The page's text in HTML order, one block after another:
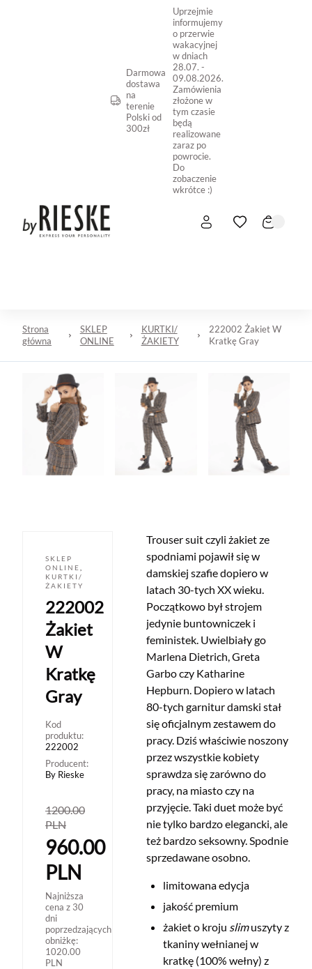
Darmowa
dostawa
na
terenie
Polski od
300zł
Uprzejmie
informujemy
o przerwie
wakacyjnej
w dniach
28.07. -
09.08.2026.
Zamówienia
złożone w
tym czasie
będą
realizowane
zaraz po
powrocie.
Do
zobaczenie
wkrótce :)
Strona
główna
SKLEP
ONLINE
KURTKI/
ŻAKIETY
222002 Żakiet W
Kratkę Gray
SKLEP
ONLINE
KURTKI/
ŻAKIETY
222002
Żakiet
W
Kratkę
Gray
Kod
produktu:
222002
Producent:
By Rieske
1200.00
PLN
960.00
PLN
Najniższa
cena z 30
dni
poprzedzających
obniżkę:
1020.00
PLN
Trouser suit czyli żakiet ze
spodniami pojawił się w
damskiej szafie dopiero w
latach 30-tych XX wieku.
Początkowo był strojem
jedynie buntowniczek i
feministek. Uwielbiały go
Marlena Dietrich, Greta
Garbo czy Katharine
Hepburn. Dopiero w latach
80-tych garnitur damski stał
się oficjalnym zestawem do
pracy. Dziś właściwie noszony
przez wszystkie kobiety
sprawdza się zarówno do
pracy, na miasto czy na
przyjęcie. Taki duet może być
nie tylko bardzo elegancki, ale
też bardzo seksowny. Spodnie
sprzedawane osobno.
limitowana edycja
jakość premium
żakiet o kroju slimuszyty z
tkaniny wełnianej w
kratkę (100% wełny) z